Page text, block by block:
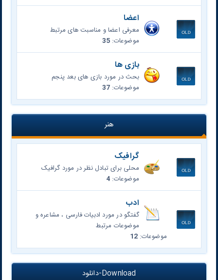
اعضا
معرفی اعضا و مناسبت های مرتبط
موضوعات: 35
بازی ها
بحث در مورد بازی های بعد پنجم
موضوعات: 37
هنر
گرافیک
محلی برای تبادل نظر در مورد گرافیک
موضوعات: 4
ادب
گفتگو در مورد ادبیات فارسی ، مشاعره و
موضوعات مرتبط
موضوعات: 12
Download-دانلود